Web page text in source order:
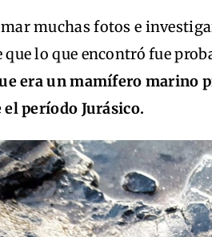
muchas fotos e
lo que encontró fue
era un mamífero marino
período Jurásico.